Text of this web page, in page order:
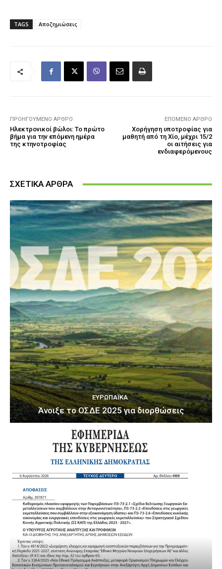
TAGS Αποζημιώσεις
ΠΡΟΗΓΟΎΜΕΝΟ ΆΡΘΡΟ
Ηλεκτρονικοί βώλοι: Το πρώτο
βήμα για την επόμενη ημέρα
της κτηνοτροφίας
ΕΠΌΜΕΝΟ ΆΡΘΡΟ
Χορήγηση υποτροφίας για
μαθητή από τη Χίο, μέχρι 15/2
οι αιτήσεις για
ενδιαφερόμενους
ΣΧΕΤΙΚΑ ΑΡΘΡΑ
ΕΥΡΩΠΑΪΚΆ
Άνοιξε το ΟΣΔΕ 2025 για διορθώσεις